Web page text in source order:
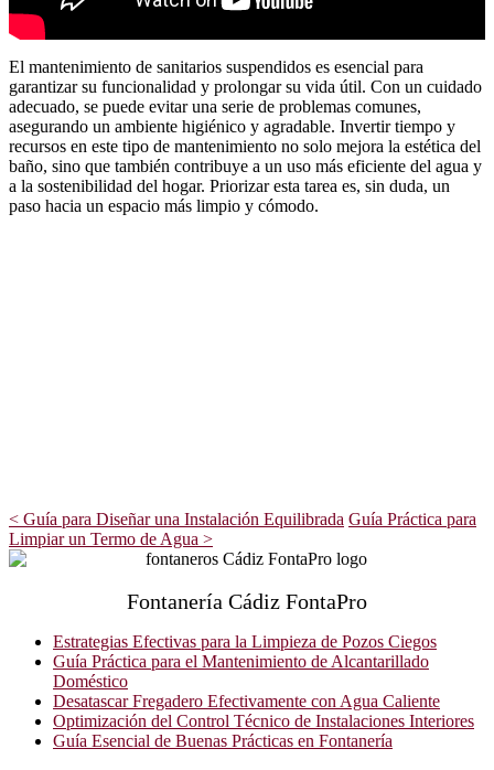
El mantenimiento de sanitarios suspendidos es esencial para
garantizar su funcionalidad y prolongar su vida útil. Con un cuidado
adecuado, se puede evitar una serie de problemas comunes,
asegurando un ambiente higiénico y agradable. Invertir tiempo y
recursos en este tipo de mantenimiento no solo mejora la estética del
baño, sino que también contribuye a un uso más eficiente del agua y
a la sostenibilidad del hogar. Priorizar esta tarea es, sin duda, un
paso hacia un espacio más limpio y cómodo.
< Guía para Diseñar una Instalación Equilibrada Guía Práctica para
Limpiar un Termo de Agua >
Fontanería Cádiz FontaPro
Estrategias Efectivas para la Limpieza de Pozos Ciegos
Guía Práctica para el Mantenimiento de Alcantarillado
Doméstico
Desatascar Fregadero Efectivamente con Agua Caliente
Optimización del Control Técnico de Instalaciones Interiores
Guía Esencial de Buenas Prácticas en Fontanería